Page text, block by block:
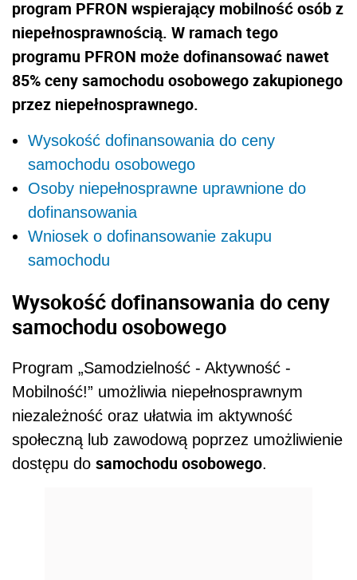
program PFRON wspierający mobilność osób z
niepełnosprawnością. W ramach tego
programu PFRON może dofinansować nawet
85% ceny samochodu osobowego zakupionego
przez niepełnosprawnego.
Wysokość dofinansowania do ceny
samochodu osobowego
Osoby niepełnosprawne uprawnione do
dofinansowania
Wniosek o dofinansowanie zakupu
samochodu
Wysokość dofinansowania do ceny
samochodu osobowego
Program „Samodzielność - Aktywność -
Mobilność!” umożliwia niepełnosprawnym
niezależność oraz ułatwia im aktywność
społeczną lub zawodową poprzez umożliwienie
dostępu do samochodu osobowego.